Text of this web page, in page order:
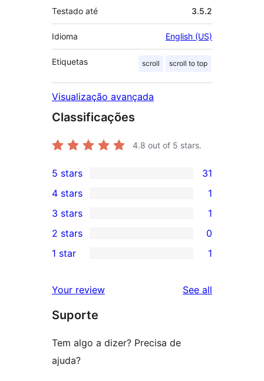
Testado até 3.5.2
Idioma English (US)
Etiquetas scroll scroll to top
Visualização avançada
Classificações
4.8 out of 5 stars.
31
5-
star
reviews
5 stars 31
4-
star
review
4 stars 1
1
3-
star
3 stars 1
2-
reviews
2 stars 0
star
review
1 star 1
Your review See all
Suporte
Tem algo a dizer? Precisa de
ajuda?